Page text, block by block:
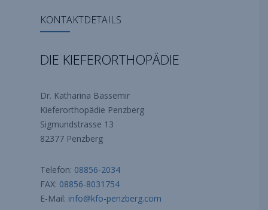
KONTAKTDETAILS
DIE KIEFERORTHOPÄDIE
Dr. Katharina Bassemir
Kieferorthopädie Penzberg
Sigmundstrasse 13
82377 Penzberg
Telefon: 08856-2034
FAX: 08856-8031754
E-Mail: info@kfo-penzberg.com